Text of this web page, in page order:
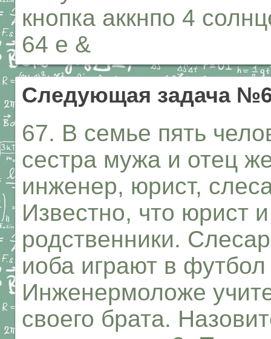
кнопка аккнпо 4
64 е &
Следующая задача
67. В семье пять
сестра мужа и отец
инженер, юрист,
Известно, что юрист
родственники.
иоба играют в
Инженермоложе
своего брата.